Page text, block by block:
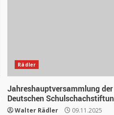
Rädler
Jahreshauptversammlung der
Deutschen
Walter Rädler 09.11.2025